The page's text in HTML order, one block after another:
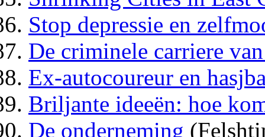
Stop depressie en
De criminele carriere
Ex-autocoureur en
Briljante ideeën: hoe
De onderneming